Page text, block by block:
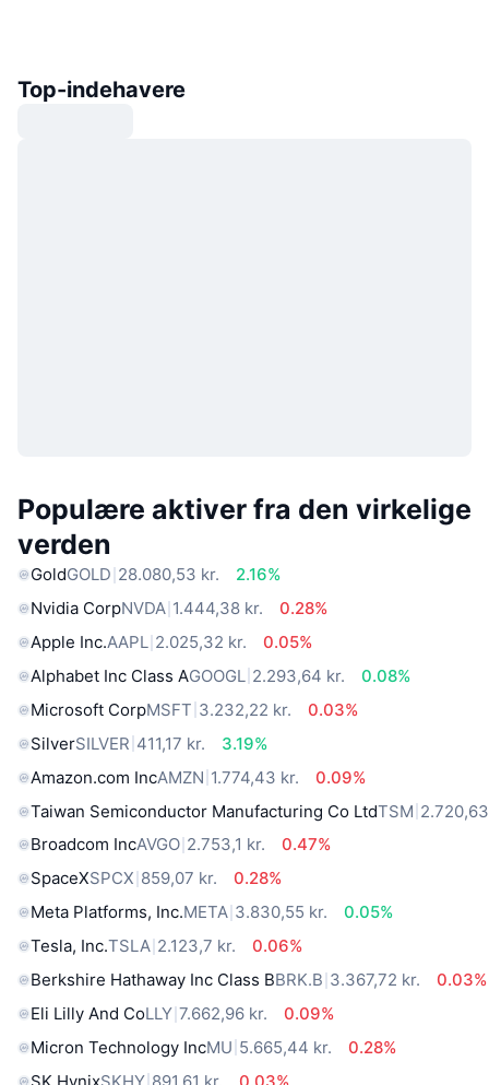
Top-indehavere
Populære aktiver fra den virkelige
verden
GoldGOLD 28.080,53 kr.
2.16%
Nvidia CorpNVDA 1.444,38 kr.
0.28%
Apple Inc.AAPL 2.025,32 kr.
0.05%
Alphabet Inc Class AGOOGL 2.293,64 kr.
0.08%
Microsoft CorpMSFT 3.232,22 kr.
0.03%
SilverSILVER 411,17 kr.
3.19%
Amazon.com IncAMZN 1.774,43 kr.
0.09%
Taiwan Semiconductor Manufacturing Co LtdTSM
Broadcom IncAVGO 2.753,1 kr.
0.47%
SpaceXSPCX 859,07 kr.
0.28%
Meta Platforms, Inc.META 3.830,55 kr.
0.05%
Tesla, Inc.TSLA 2.123,7 kr.
0.06%
Berkshire Hathaway Inc Class BBRK.B 3.367,72 kr.
0.03%
Eli Lilly And CoLLY 7.662,96 kr.
0.09%
Micron Technology IncMU 5.665,44 kr.
0.28%